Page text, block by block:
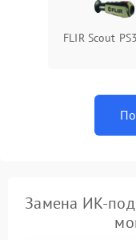
FLIR Scout
Замена ИК-